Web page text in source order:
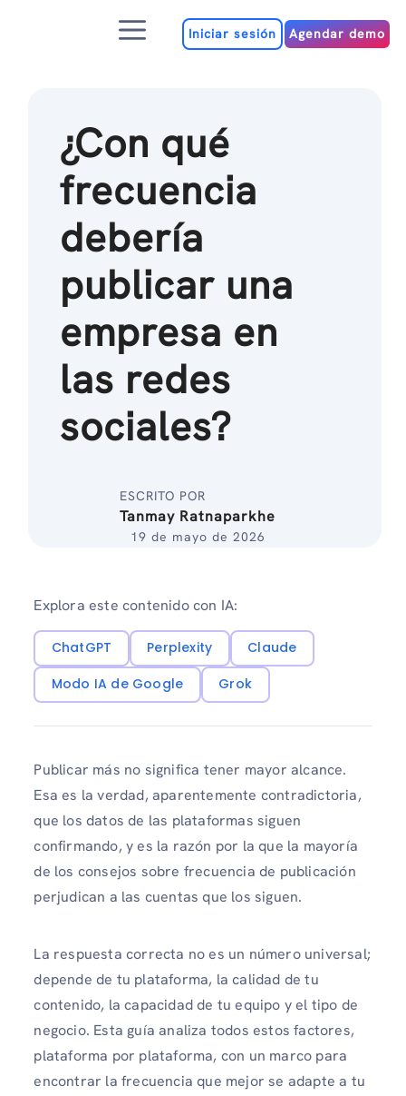
MenúIniciar sesión Agendar demo
¿Con qué
frecuencia
debería
publicar una
empresa en
las redes
sociales?
ESCRITO POR
Tanmay Ratnaparkhe
19 de mayo de 2026
Explora este contenido con IA:
ChatGPT Perplexity
Claude
Modo IA de Google
Grok
Publicar más no significa tener mayor alcance.
Esa es la verdad, aparentemente contradictoria,
que los datos de las plataformas siguen
confirmando, y es la razón por la que la mayoría
de los consejos sobre frecuencia de publicación
perjudican a las cuentas que los siguen.
La respuesta correcta no es un número universal;
depende de tu plataforma, la calidad de tu
contenido, la capacidad de tu equipo y el tipo de
negocio. Esta guía analiza todos estos factores,
plataforma por plataforma, con un marco para
encontrar la frecuencia que mejor se adapte a tu